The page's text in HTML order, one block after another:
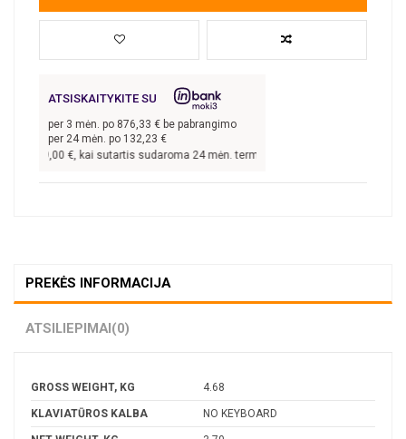
ATSISKAITYKITE SU
per 3 mėn. po 876,33 € be pabrangimo
per 24 mėn. po 132,23 €
€, kai sutartis sudaroma 24 mėn. terminui, metinė palūkanų norma –
PREKĖS INFORMACIJA
ATSILIEPIMAI(0)
GROSS WEIGHT, KG 4.68
KLAVIATŪROS KALBA NO KEYBOARD